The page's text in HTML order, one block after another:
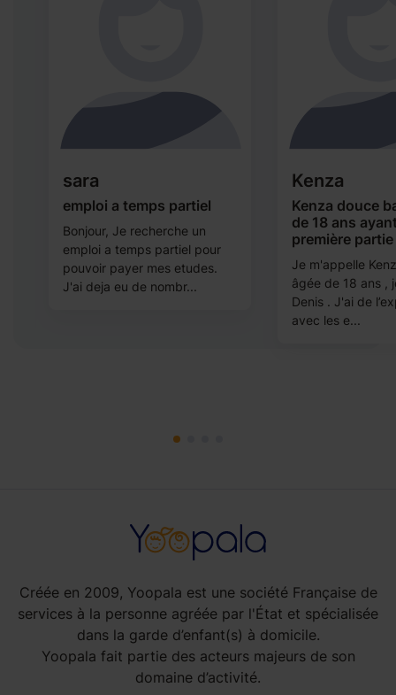
sara
emploi a temps partiel
Bonjour, Je recherche un
emploi a temps partiel pour
pouvoir payer mes etudes.
J'ai deja eu de nombr...
Kenza
Kenza douce
de 18 ans
première
Je m'appelle
âgée de 18 ans ,
Denis . J'ai de
avec les e...
Créée en 2009, Yoopala est une société Française de
services à la personne agréée par l'État et spécialisée
dans la garde d’enfant(s) à domicile.
Yoopala fait partie des acteurs majeurs de son
domaine d’activité.